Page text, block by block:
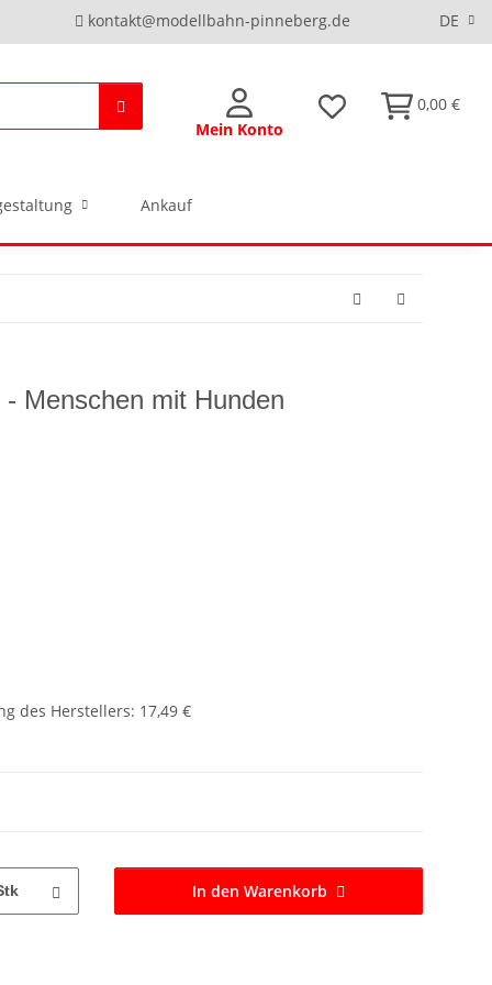
DE
kontakt@modellbahn-pinneberg.de
Mein Konto
0,00 €
Ankauf
Menschen mit Hunden
des Herstellers: 17,49 €
In den Warenkorb